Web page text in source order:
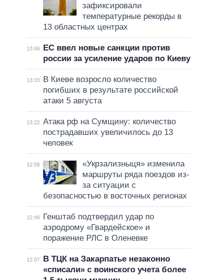
зафиксировали
температурные рекорды в
13 областных центрах
13:49
ЕС ввел новые санкции против
россии за усиление ударов по Киеву
13:33
В Киеве возросло количество
погибших в результате российской
атаки 5 августа
13:22 Атака рф на Сумщину: количество
пострадавших увеличилось до 13
человек
12:58
«Укрзализныця» изменила
маршруты ряда поездов из-
за ситуации с
безопасностью в восточных регионах
12:49
Генштаб подтвердил удар по
аэродрому «Гвардейское» и
поражение РЛС в Оленевке
12:07
В ТЦК на Закарпатье незаконно
«списали» с воинского учета более